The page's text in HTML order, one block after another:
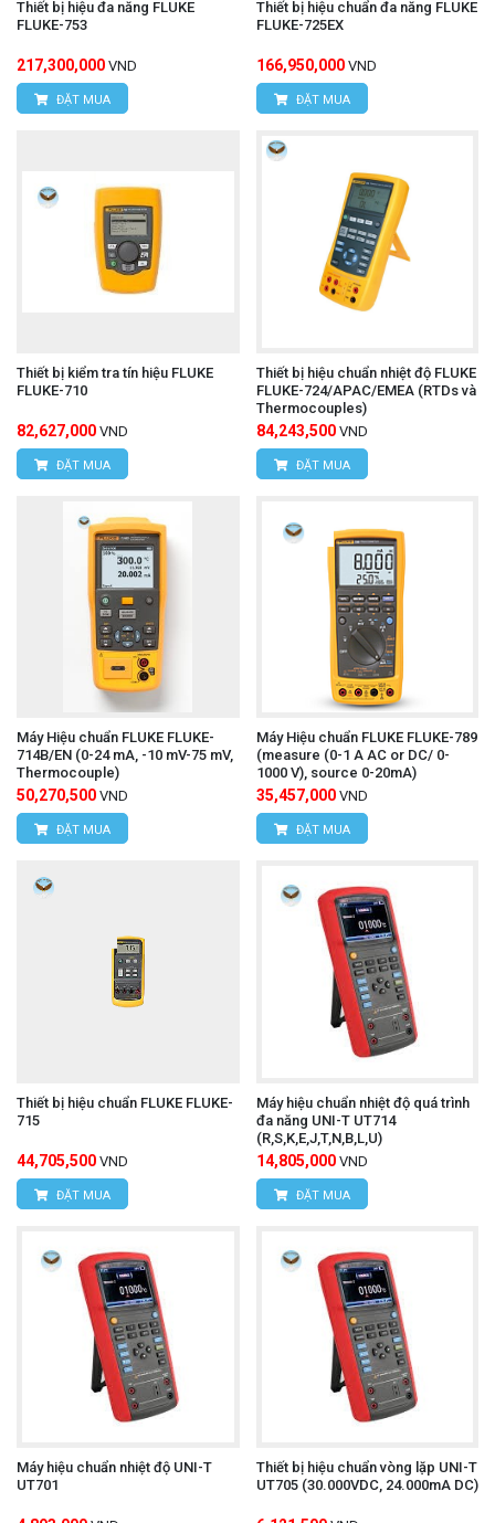
Thiết bị hiệu đa năng FLUKE
FLUKE-753
217,300,000 VND
ĐẶT MUA
Thiết bị hiệu chuẩn đa năng FLUKE
FLUKE-725EX
166,950,000 VND
ĐẶT MUA
Thiết bị kiểm tra tín hiệu FLUKE
FLUKE-710
82,627,000 VND
ĐẶT MUA
Thiết bị hiệu chuẩn nhiệt độ FLUKE
FLUKE-724/APAC/EMEA (RTDs và
Thermocouples)
84,243,500 VND
ĐẶT MUA
Máy Hiệu chuẩn FLUKE FLUKE-
714B/EN (0-24 mA, -10 mV-75 mV,
Thermocouple)
50,270,500 VND
ĐẶT MUA
Máy Hiệu chuẩn FLUKE FLUKE-789
(measure (0-1 A AC or DC/ 0-
1000 V), source 0-20mA)
35,457,000 VND
ĐẶT MUA
Thiết bị hiệu chuẩn FLUKE FLUKE-
715
44,705,500 VND
ĐẶT MUA
Máy hiệu chuẩn nhiệt độ quá trình
đa năng UNI-T UT714
(R,S,K,E,J,T,N,B,L,U)
14,805,000 VND
ĐẶT MUA
Máy hiệu chuẩn nhiệt độ UNI-T
UT701
Thiết bị hiệu chuẩn vòng lặp UNI-T
UT705 (30.000VDC, 24.000mA DC)